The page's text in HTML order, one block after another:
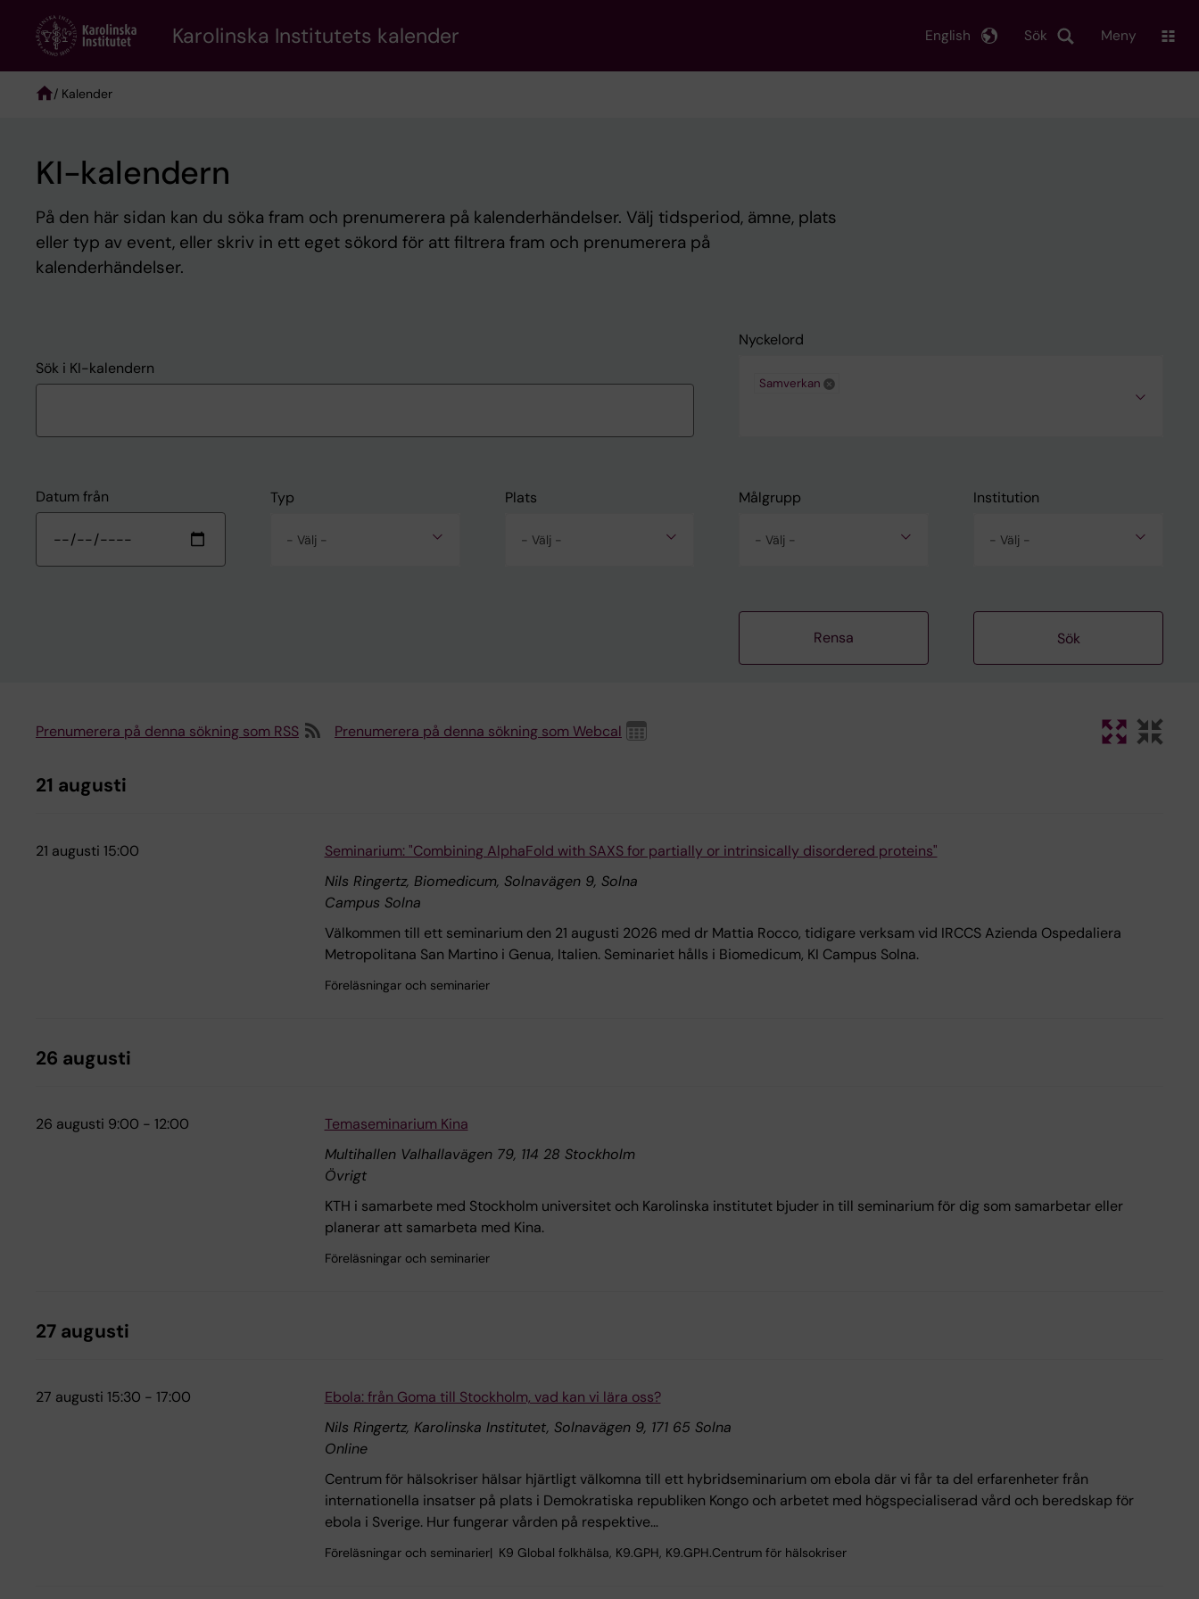
content
Karolinska Institutets kalender Sök
English Meny
/ Kalender
KI-kalendern
På den här sidan kan du söka fram och prenumerera på kalenderhändelser. Välj tidsperiod, ämne, plats
eller typ av event, eller skriv in ett eget sökord för att filtrera fram och prenumerera på
kalenderhändelser.
Sök i KI-kalendern
Nyckelord
Samverkan
Datum från Typ
- Välj -
Plats
- Välj -
Målgrupp
- Välj -
Institution
- Välj -
Rensa
Prenumerera på denna sökning som RSS Prenumerera på denna sökning som Webcal
21 augusti
21 augusti 15:00
Seminarium: "Combining AlphaFold with SAXS for partially or intrinsically disordered proteins"
Nils Ringertz, Biomedicum, Solnavägen 9, Solna
Campus Solna
Välkommen till ett seminarium den 21 augusti 2026 med dr Mattia Rocco, tidigare verksam vid IRCCS Azienda Ospedaliera
Metropolitana San Martino i Genua, Italien. Seminariet hålls i Biomedicum, KI Campus Solna.
Föreläsningar och seminarier
26 augusti
26 augusti 9:00 - 12:00
Temaseminarium Kina
Multihallen Valhallavägen 79, 114 28 Stockholm
Övrigt
KTH i samarbete med Stockholm universitet och Karolinska institutet bjuder in till seminarium för dig som samarbetar eller
planerar att samarbeta med Kina.
Föreläsningar och seminarier
27 augusti
27 augusti 15:30 - 17:00
Ebola: från Goma till Stockholm, vad kan vi lära oss?
Nils Ringertz, Karolinska Institutet, Solnavägen 9, 171 65 Solna
Online
Centrum för hälsokriser hälsar hjärtligt välkomna till ett hybridseminarium om ebola där vi får ta del erfarenheter från
internationella insatser på plats i Demokratiska republiken Kongo och arbetet med högspecialiserad vård och beredskap för
ebola i Sverige. Hur fungerar vården på respektive…
Föreläsningar och seminarier K9 Global folkhälsa, K9.GPH, K9.GPH.Centrum för hälsokriser